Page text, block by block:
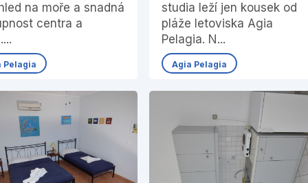
na moře a snadná
centra a
Pelagia
studia leží jen kousek od
pláže letoviska Agia
Pelagia. N...
Agia Pelagia